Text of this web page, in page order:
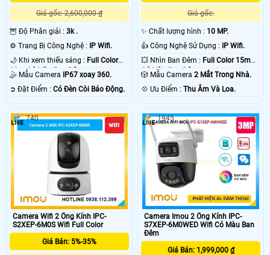
Giá gốc: 2,600,000 ₫
🦉 Độ Phân giải : 3k .
⚙ Trang Bị Công Nghệ :
IP Wifi.
🌙 Khi xem thiếu sáng : Full Color
30m Có Màu Ban Ðêm.
🤹 Mẫu Camera
IP67 xoay 360.
️➲ Đặt Điểm : Có Ðèn Còi Báo Động.
Giá gốc:
✨ Chất lượng hình : 10 MP.
👍 Công Nghệ Sử Dụng :
IP Wifi.
💥 Nhìn Ban Đêm : Full Color 15m
Có Màu Ban Ðêm.
🎲 Mẫu Camera2 Mắt Trong Nhà.
️💠 Ưu Điểm :Thu Âm Và Loa.
Camera Wifi 2 Ống Kính IPC-
S2XEP-6M0S Wifi Full Color
Giá Bán: 5%-35%
740
Camera Imou 2 Ống Kính IPC-
S7XEP-6M0WED Wifi Có Màu Ban
Đêm
Giá Bán: 1,999,000 ₫
1945